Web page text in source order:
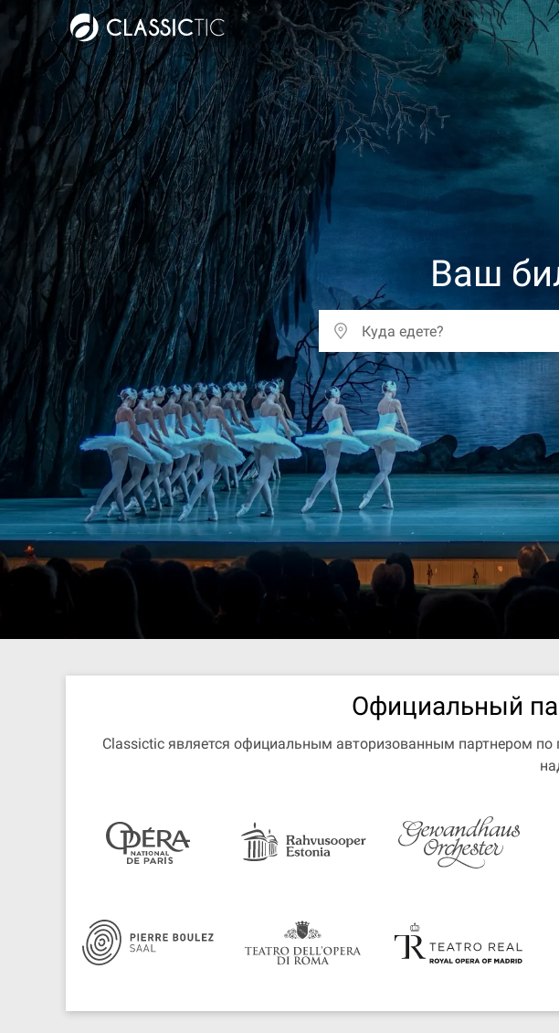
Ваш
Официальный
Classictic является официальным авторизованным партнером